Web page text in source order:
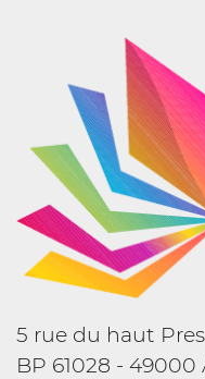
5 rue du haut
BP 61028 - 49000